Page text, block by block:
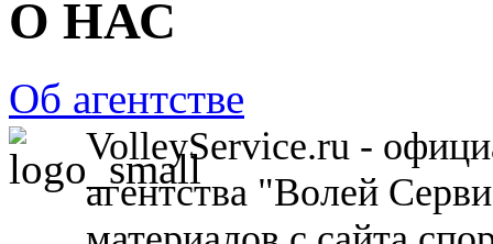
О НАС
Об агентстве
VolleyService.ru -
агентства "Волей